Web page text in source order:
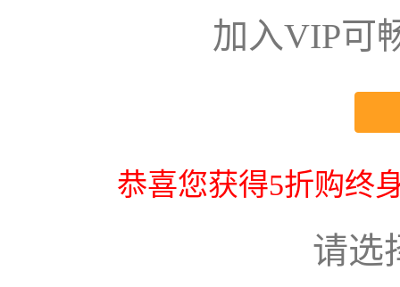
加入VIP可
恭喜您获得5折购终
请选